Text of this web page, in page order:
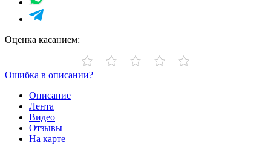
Оценка касанием:
Ошибка в описании?
Описание
Лента
Видео
Отзывы
На карте